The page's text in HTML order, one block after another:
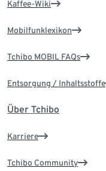
Kaffee-Wiki
Mobilfunklexikon
Tchibo MOBIL FAQs
Entsorgung / Inhaltsstoffe
Über Tchibo
Karriere
Tchibo Community